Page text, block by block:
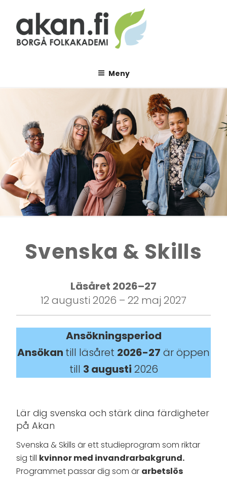
innehåll
Meny
Svenska & Skills
Läsåret 2026–27
12 augusti 2026 – 22 maj 2027
Ansökningsperiod
Ansökan till läsåret 2026-27 är öppen
till 3 augusti 2026
Lär dig svenska och stärk dina färdigheter
på Akan
Svenska & Skills är ett studieprogram som riktar
sig till kvinnor med invandrarbakgrund.
Programmet passar dig som är arbetslös